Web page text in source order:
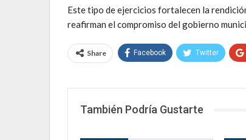
Este tipo de ejercicios fortalecen la
reafirman el compromiso del gobierno
Share Facebook Twitter
También Podría Gustarte